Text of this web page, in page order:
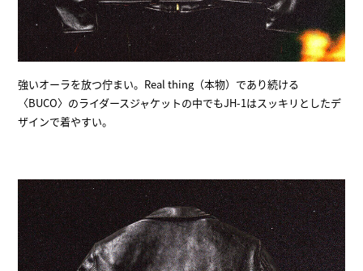
強いオーラを放つ佇まい。Real thing（本物）であり続ける
〈BUCO〉のライダースジャケットの中でもJH-1はスッキリとしたデ
ザインで着やすい。